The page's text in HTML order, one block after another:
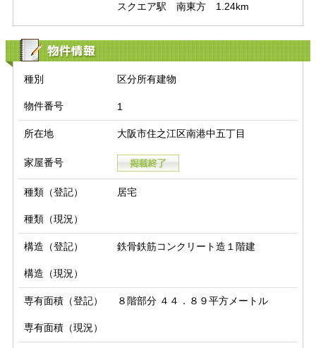
スクエア駅　南東方　1.24km
物件情報
種別 区分所有建物
物件番号 1
所在地 大阪市住之江区南港中五丁目
家屋番号
種類（登記） 居宅
種類（現況）
構造（登記） 鉄骨鉄筋コンクリート造１階建
構造（現況）
専有面積（登記） ８階部分 ４４．８９平方メートル
専有面積（現況）